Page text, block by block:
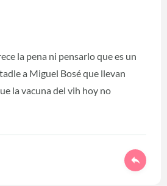
la pena ni pensarlo que es un
a Miguel Bosé que llevan
la vacuna del vih hoy no